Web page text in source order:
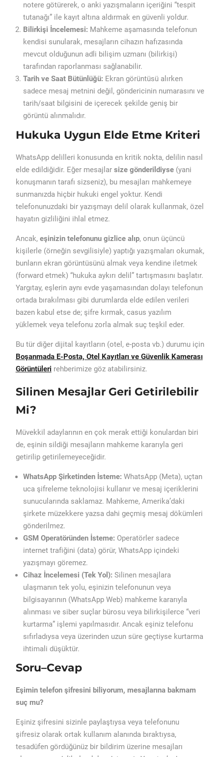
notere götürerek, o anki yazışmaların içeriğini “tespit
tutanağı” ile kayıt altına aldırmak en güvenli yoldur.
Bilirkişi İncelemesi: Mahkeme aşamasında telefonun
kendisi sunularak, mesajların cihazın hafızasında
mevcut olduğunun adli bilişim uzmanı (bilirkişi)
tarafından raporlanması sağlanabilir.
Tarih ve Saat Bütünlüğü: Ekran görüntüsü alırken
sadece mesaj metnini değil, göndericinin numarasını ve
tarih/saat bilgisini de içerecek şekilde geniş bir
görüntü alınmalıdır.
Hukuka Uygun Elde Etme Kriteri
WhatsApp delilleri konusunda en kritik nokta, delilin nasıl
elde edildiğidir. Eğer mesajlar size gönderildiyse(yani
konuşmanın tarafı sizseniz), bu mesajları mahkemeye
sunmanızda hiçbir hukuki engel yoktur. Kendi
telefonunuzdaki bir yazışmayı delil olarak kullanmak, özel
hayatın gizliliğini ihlal etmez.
Ancak, eşinizin telefonunu gizlice alıp, onun üçüncü
kişilerle (örneğin sevgilisiyle) yaptığı yazışmaları okumak,
bunların ekran görüntüsünü almak veya kendine iletmek
(forward etmek) “hukuka aykırı delil” tartışmasını başlatır.
Yargıtay, eşlerin aynı evde yaşamasından dolayı telefonun
ortada bırakılması gibi durumlarda elde edilen verileri
bazen kabul etse de; şifre kırmak, casus yazılım
yüklemek veya telefonu zorla almak suç teşkil eder.
Bu tür diğer dijital kayıtların (otel, e-posta vb.) durumu için
Boşanmada E-Posta, Otel Kayıtları ve Güvenlik Kamerası
Görüntüleri rehberimize göz atabilirsiniz.
Silinen Mesajlar Geri Getirilebilir
Mi?
Müvekkil adaylarının en çok merak ettiği konulardan biri
de, eşinin sildiği mesajların mahkeme kararıyla geri
getirilip getirilemeyeceğidir.
WhatsApp Şirketinden İsteme: WhatsApp (Meta), uçtan
uca şifreleme teknolojisi kullanır ve mesaj içeriklerini
sunucularında saklamaz. Mahkeme, Amerika’daki
şirkete müzekkere yazsa dahi geçmiş mesaj dökümleri
gönderilmez.
GSM Operatöründen İsteme: Operatörler sadece
internet trafiğini (data) görür, WhatsApp içindeki
yazışmayı göremez.
Cihaz İncelemesi (Tek Yol): Silinen mesajlara
ulaşmanın tek yolu, eşinizin telefonunun veya
bilgisayarının (WhatsApp Web) mahkeme kararıyla
alınması ve siber suçlar bürosu veya bilirkişilerce “veri
kurtarma” işlemi yapılmasıdır. Ancak eşiniz telefonu
sıfırladıysa veya üzerinden uzun süre geçtiyse kurtarma
ihtimali düşüktür.
Soru–Cevap
Eşimin telefon şifresini biliyorum, mesajlarına bakmam
suç mu?
Eşiniz şifresini sizinle paylaştıysa veya telefonunu
şifresiz olarak ortak kullanım alanında bıraktıysa,
tesadüfen gördüğünüz bir bildirim üzerine mesajları